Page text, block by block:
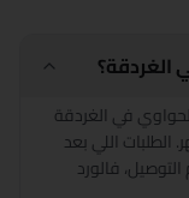
الغردقة؟
في الغردقة
قبل الساعة ٤ بعد الظهر. الطلبات اللي بعد
فالورد